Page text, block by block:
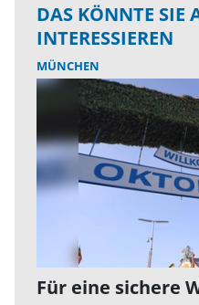
DAS KÖNNTE SIE
INTERESSIEREN
MÜNCHEN
Für eine sichere